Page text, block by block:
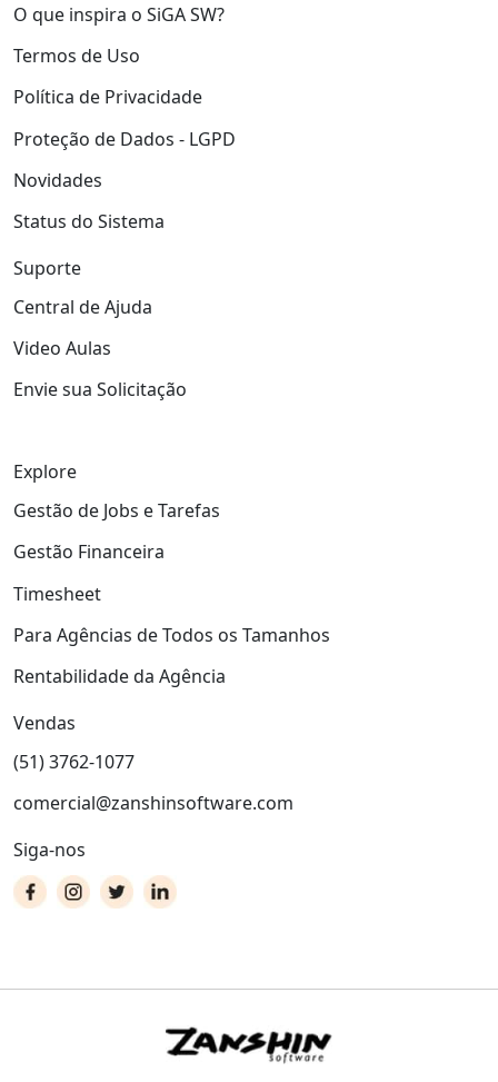
O que inspira o SiGA SW?
Termos de Uso
Política de Privacidade
Proteção de Dados - LGPD
Novidades
Status do Sistema
Suporte
Central de Ajuda
Video Aulas
Envie sua Solicitação
Explore
Gestão de Jobs e Tarefas
Gestão Financeira
Timesheet
Para Agências de Todos os Tamanhos
Rentabilidade da Agência
Vendas
(51) 3762-1077
comercial@zanshinsoftware.com
Siga-nos